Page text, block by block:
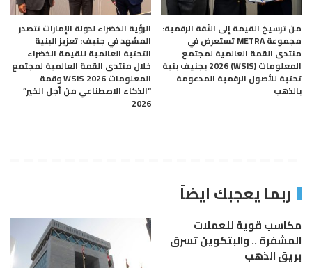
من ترسيخ القيمة إلى الثقة الرقمية:
مجموعة METRA تستعرض في
منتدى القمة العالمية لمجتمع
المعلومات (WSIS) 2026 بجنيف بنية
تحتية للأصول الرقمية المدعومة
بالذهب
الرؤية الخضراء لدولة الإمارات تتصدر
المشهد في جنيف: تعزيز البنية
التحتية العالمية للقيمة الخضراء
خلال منتدى القمة العالمية لمجتمع
المعلومات WSIS 2026 وقمة
“الذكاء الاصطناعي من أجل الخير”
2026
ربما يعجبك ايضاً
مكاسب قوية للعملات
المشفرة .. والبتكوين تسرق
بريق الذهب